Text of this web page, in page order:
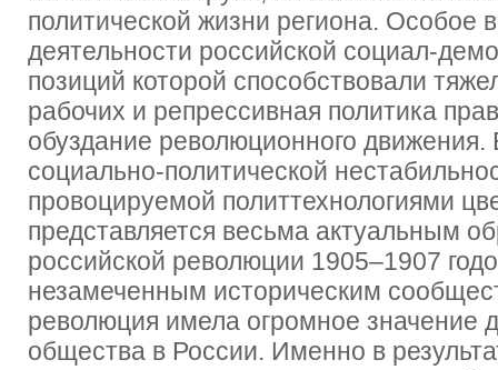
политической жизни региона. Особое
деятельности российской социал-
позиций которой способствовали
рабочих и репрессивная политика
обуздание революционного
социально-политической
провоцируемой политтехнологиями
представляется весьма актуальным
российской революции 1905‒1907
незамеченным историческим
революция имела огромное значение
общества в России. Именно в